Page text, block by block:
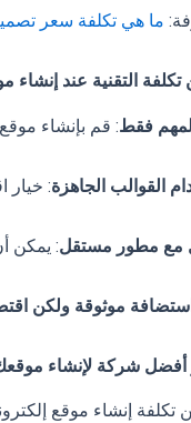
ما هي تكلفة سعر تصميم
التقنية عند إنشاء
فقط: قم بإنشاء
القوالب الجاهزة: خيار
مع مطور مستقل: يمكن
موثوقة ولكن
أفضل شركة لإنشاء
تكلفة إنشاء موقع